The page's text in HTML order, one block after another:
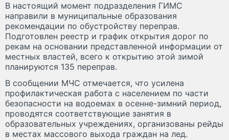
В настоящий момент подразделения ГИМС
направили в муниципальные образования
рекомендации по обустройству переправ.
Подготовлен реестр и график открытия дорог по
рекам на основании представленной информации от
местных властей, всего к открытию этой зимой
планируются 135 переправ.
В сообщении МЧС отмечается, что усилена
профилактическая работа с населением по части
безопасности на водоемах в осенне-зимний период,
проводятся соответствующие занятия в
образовательных учреждениях, организованы рейды
в местах массового выхода граждан на лед.